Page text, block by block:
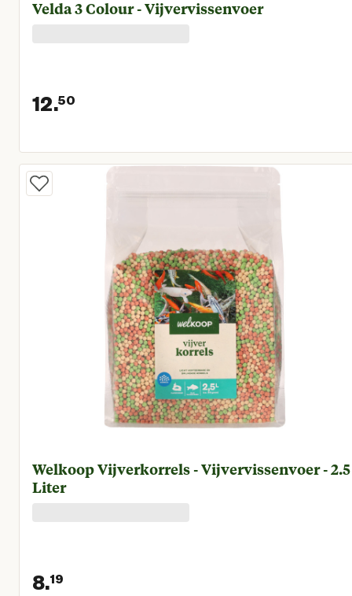
Velda 3 Colour - Vijvervissenvoer
12.50
Huidige prijs € 12,50
Welkoop Vijverkorrels - Vijvervissenvoer - 2.5
Liter
8.19